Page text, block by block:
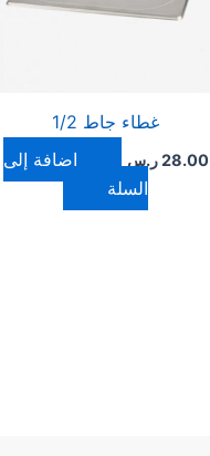
غطاء جاط 1/2
28.00ر.س
إضافة إلى
السلة